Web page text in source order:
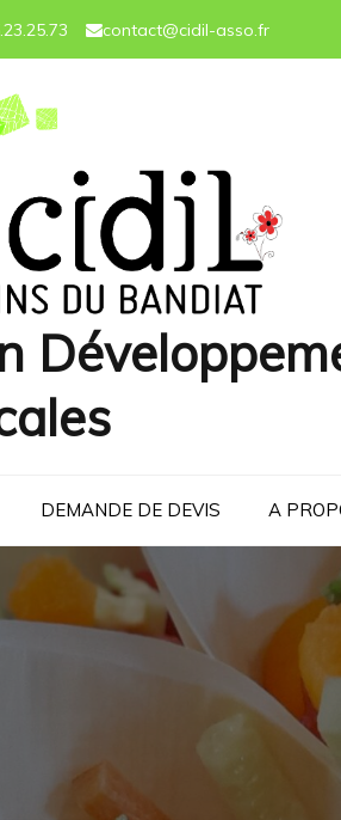
contact@cidil-asso.fr
DEMANDE DE DEVIS A